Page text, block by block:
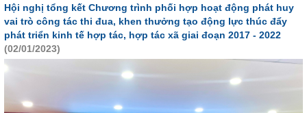
Hội nghị tổng kết Chương trình phối hợp hoạt động phát huy
vai trò công tác thi đua, khen thưởng tạo động lực thúc đẩy
phát triển kinh tế hợp tác, hợp tác xã giai đoạn 2017 - 2022
(02/01/2023)